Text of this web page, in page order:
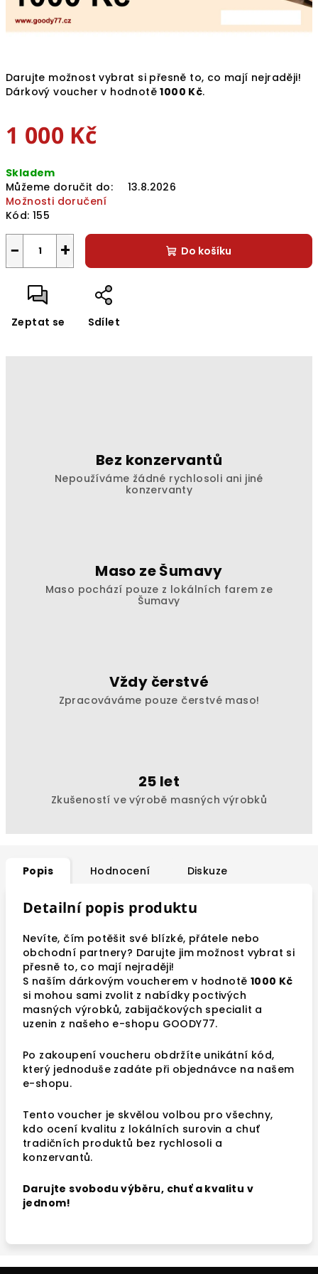
Darujte možnost vybrat si přesně to, co mají nejraději!
Dárkový voucher v hodnotě1000 Kč.
1 000 Kč
cena:
Skladem
Můžeme doručit do:
13.8.2026
Možnosti doručení
Kód: 155
+
− Do košíku
Zeptat se Sdílet
Bez konzervantů
Nepoužíváme žádné rychlosoli ani jiné
konzervanty
Maso ze Šumavy
Maso pochází pouze z lokálních farem ze
Šumavy
Vždy čerstvé
Zpracováváme pouze čerstvé maso!
25 let
Zkušeností ve výrobě masných výrobků
Popis Hodnocení Diskuze
Detailní popis produktu
Nevíte, čím potěšit své blízké, přátele nebo
obchodní partnery? Darujte jim možnost vybrat si
přesně to, co mají nejraději!
S naším dárkovým voucherem v hodnotě 1000 Kč
si mohou sami zvolit z nabídky poctivých
masných výrobků, zabijačkových specialit a
uzenin z našeho e-shopu GOODY77.
Po zakoupení voucheru obdržíte unikátní kód,
který jednoduše zadáte při objednávce na našem
e-shopu.
Tento voucher je skvělou volbou pro všechny,
kdo ocení kvalitu z lokálních surovin a chuť
tradičních produktů bez rychlosoli a
konzervantů.
Darujte svobodu výběru, chuť a kvalitu v
jednom!